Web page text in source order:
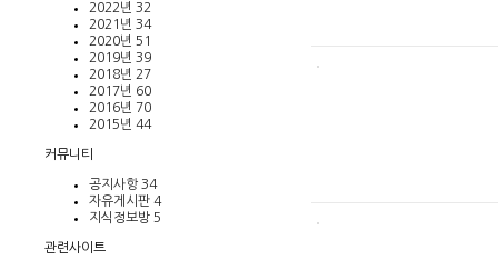
2022년 32
2021년 34
2020년 51
2019년 39
2018년 27
2017년 60
2016년 70
2015년 44
커뮤니티
공지사항 34
자유게시판 4
지식정보방 5
관련사이트